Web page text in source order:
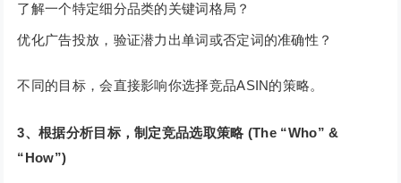
了解一个特定细分品类的关键词格局？
优化广告投放，验证潜力出单词或否定词的准确性？
不同的目标，会直接影响你选择竞品ASIN的策略。
3、根据分析目标，制定竞品选取策略 (The “Who” &
“How”)